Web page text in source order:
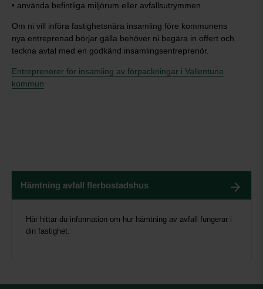
• använda befintliga miljörum eller avfallsutrymmen
Om ni vill införa fastighetsnära insamling före kommunens
nya entreprenad börjar gälla behöver ni begära in offert och
teckna avtal med en godkänd insamlingsentreprenör.
Entreprenörer för insamling av förpackningar i Vallentuna
kommun
Hämtning avfall flerbostadshus
Här hittar du information om hur hämtning av avfall fungerar i
din fastighet.